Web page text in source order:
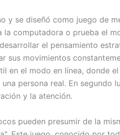
y se diseñó como juego de
la computadora o prueba el
el pensamiento
sus movimientos
en el modo en línea, donde
persona real. En segundo
y la atención.
pueden presumir de la